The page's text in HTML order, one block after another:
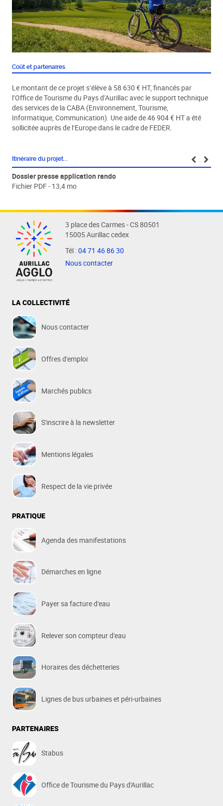
Coût et partenaires
Le montant de ce projet s’élève à 58 630 € HT, financés par
l’Office de Tourisme du Pays d’Aurillac avec le support technique
des services de la CABA (Environnement, Tourisme,
Informatique, Communication). Une aide de 46 904 € HT a été
sollicitée auprès de l’Europe dans le cadre de FEDER.
Itinéraire du projet...
Dossier presse application rando
Fichier PDF - 13,4 mo
3 place des Carmes - CS 80501
15005 Aurillac cedex
Tél :04 71 46 86 30
Nous contacter
LA COLLECTIVITÉ
Nous contacter
Offres d'emploi
Marchés publics
S'inscrire à la newsletter
Mentions légales
Respect de la vie privée
PRATIQUE
Agenda des manifestations
Démarches en ligne
Payer sa facture d'eau
Relever son compteur d'eau
Horaires des déchetteries
Lignes de bus urbaines et péri-urbaines
PARTENAIRES
Stabus
Office de Tourisme du Pays d'Aurillac